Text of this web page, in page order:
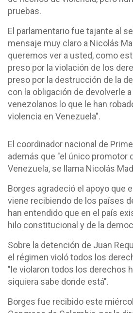
pruebas.
El parlamentario fue tajante al
mensaje muy claro a Nicolás
queremos ver a usted, como
preso por la violación de los
preso por la destrucción de la
con la obligación de devolverle
venezolanos lo que le han
violencia en Venezuela".
El coordinador nacional de
además que "el único promotor
Venezuela, se llama Nicolás
Borges agradeció el apoyo que
viene recibiendo de los países
han entendido que en el país
hilo constitucional y de la
Sobre la detención de Juan
el régimen violó todos los
"le violaron todos los derechos
siquiera sabe donde está".
Borges fue recibido este